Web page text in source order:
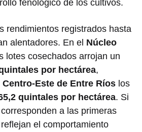
fenológico de los cultivos.
rendimientos registrados hasta
alentadores. En el Núcleo
lotes cosechados arrojan un
por hectárea,
Centro-Este de Entre Ríos los
quintales por hectárea. Si
a las primeras
el comportamiento